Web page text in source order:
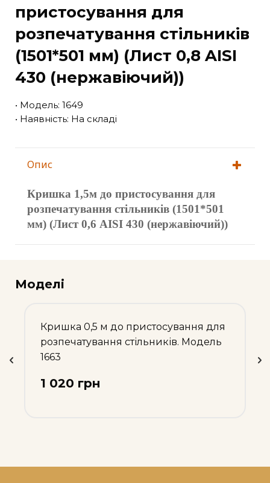
пристосування для
розпечатування стільників
(1501*501 мм) (Лист 0,8 AISI
430 (нержавіючий))
• Модель: 1649
• Наявність: На складі
Опис
Кришка 1,5м до пристосування для
розпечатування стільників (1501*501
мм) (Лист 0,6 AISI 430 (нержавіючий))
Моделі
Кришка 0,5 м до пристосування для
розпечатування стільників. Модель
1663
1 020 грн